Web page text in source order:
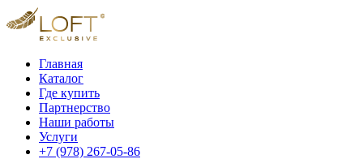
Главная
Каталог
Где купить
Партнерство
Наши работы
Услуги
+7 (978) 267-05-86